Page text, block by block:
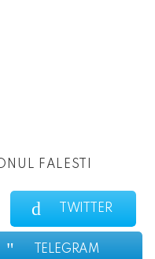
FALESTI
TWITTER
TELEGRAM